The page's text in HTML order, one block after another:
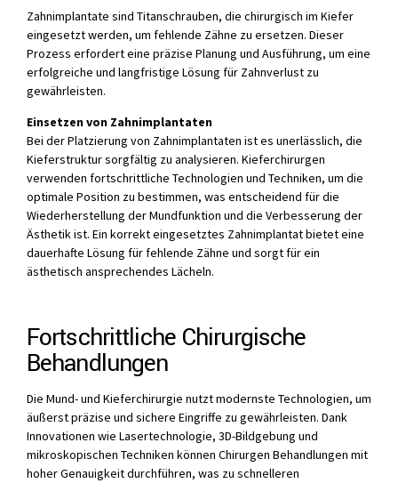
Zahnimplantate sind Titanschrauben, die chirurgisch im Kiefer
eingesetzt werden, um fehlende Zähne zu ersetzen. Dieser
Prozess erfordert eine präzise Planung und Ausführung, um eine
erfolgreiche und langfristige Lösung für Zahnverlust zu
gewährleisten.
Einsetzen von Zahnimplantaten
Bei der Platzierung von Zahnimplantaten ist es unerlässlich, die
Kieferstruktur sorgfältig zu analysieren. Kieferchirurgen
verwenden fortschrittliche Technologien und Techniken, um die
optimale Position zu bestimmen, was entscheidend für die
Wiederherstellung der Mundfunktion und die Verbesserung der
Ästhetik ist. Ein korrekt eingesetztes Zahnimplantat bietet eine
dauerhafte Lösung für fehlende Zähne und sorgt für ein
ästhetisch ansprechendes Lächeln.
Fortschrittliche Chirurgische
Behandlungen
Die Mund- und Kieferchirurgie nutzt modernste Technologien, um
äußerst präzise und sichere Eingriffe zu gewährleisten. Dank
Innovationen wie Lasertechnologie, 3D-Bildgebung und
mikroskopischen Techniken können Chirurgen Behandlungen mit
hoher Genauigkeit durchführen, was zu schnelleren